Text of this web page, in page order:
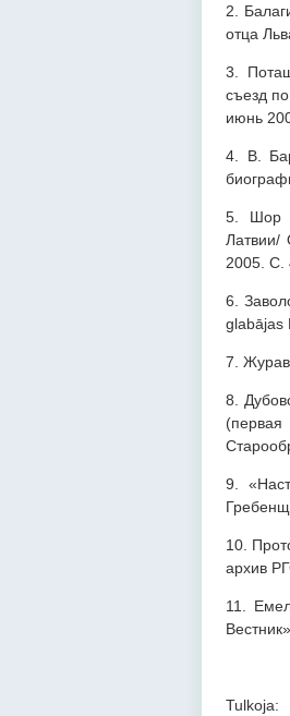
2.
отца
3.
съезд
июнь
4. В.
5. Шор
Латвии/
2005. С.
6.
glabājas
7.
8.
9.
10.
архив
11.
Tulkoja: